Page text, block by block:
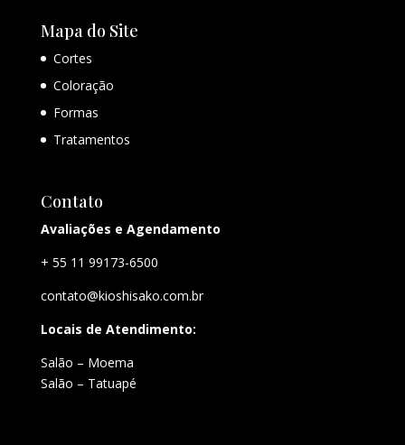
Mapa do Site
Cortes
Coloração
Formas
Tratamentos
Contato
Avaliações e Agendamento
+ 55 11 99173-6500
contato@kioshisako.com.br
Locais de Atendimento:
Salão – Moema
Salão – Tatuapé